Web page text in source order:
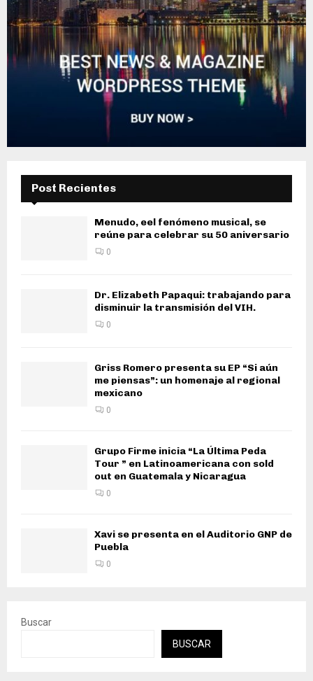
Post Recientes
Menudo, eel fenómeno musical, se
reúne para celebrar su 50 aniversario
0
Dr. Elizabeth Papaqui: trabajando para
disminuir la transmisión del VIH.
0
Griss Romero presenta su EP “Si aún
me piensas”: un homenaje al regional
mexicano
0
Grupo Firme inicia “La Última Peda
Tour ” en Latinoamericana con sold
out en Guatemala y Nicaragua
0
Xavi se presenta en el Auditorio GNP de
Puebla
0
Buscar
BUSCAR